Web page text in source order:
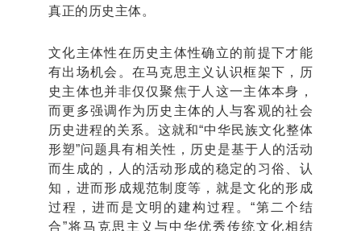
真正的历史主体。
文化主体性在历史主体性确立的前提下才能
有出场机会。在马克思主义认识框架下，历
史主体也并非仅仅聚焦于人这一主体本身，
而更多强调作为历史主体的人与客观的社会
历史进程的关系。这就和“中华民族文化整体
形塑”问题具有相关性，历史是基于人的活动
而生成的，人的活动形成的稳定的习俗、认
知，进而形成规范制度等，就是文化的形成
过程，进而是文明的建构过程。“第二个结
合”将马克思主义与中华优秀传统文化相结